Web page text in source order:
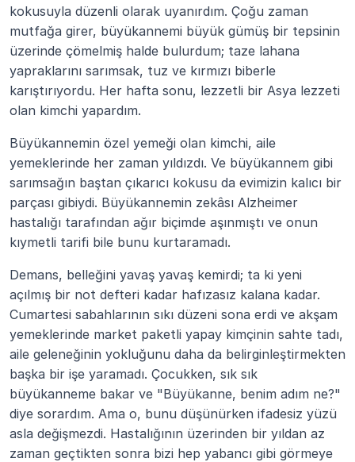
kokusuyla düzenli olarak uyanırdım. Çoğu zaman
mutfağa girer, büyükannemi büyük gümüş bir tepsinin
üzerinde çömelmiş halde bulurdum; taze lahana
yapraklarını sarımsak, tuz ve kırmızı biberle
karıştırıyordu. Her hafta sonu, lezzetli bir Asya lezzeti
olan kimchi yapardım.
Büyükannemin özel yemeği olan kimchi, aile
yemeklerinde her zaman yıldızdı. Ve büyükannem gibi
sarımsağın baştan çıkarıcı kokusu da evimizin kalıcı bir
parçası gibiydi. Büyükannemin zekâsı Alzheimer
hastalığı tarafından ağır biçimde aşınmıştı ve onun
kıymetli tarifi bile bunu kurtaramadı.
Demans, belleğini yavaş yavaş kemirdi; ta ki yeni
açılmış bir not defteri kadar hafızasız kalana kadar.
Cumartesi sabahlarının sıkı düzeni sona erdi ve akşam
yemeklerinde market paketli yapay kimçinin sahte tadı,
aile geleneğinin yokluğunu daha da belirginleştirmekten
başka bir işe yaramadı. Çocukken, sık sık
büyükanneme bakar ve "Büyükanne, benim adım ne?"
diye sorardım. Ama o, bunu düşünürken ifadesiz yüzü
asla değişmezdi. Hastalığının üzerinden bir yıldan az
zaman geçtikten sonra bizi hep yabancı gibi görmeye